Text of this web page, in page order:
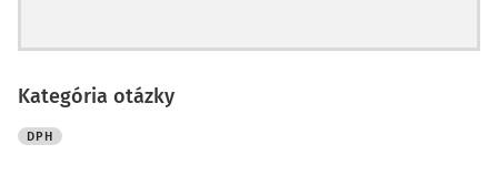
Kategória otázky
DPH